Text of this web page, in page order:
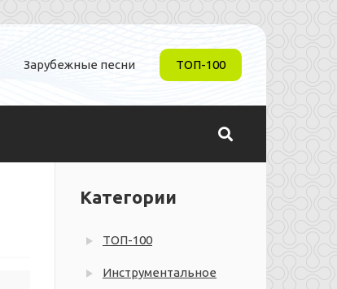
Зарубежные песни ТОП-100
Категории
ТОП-100
Инструментальное